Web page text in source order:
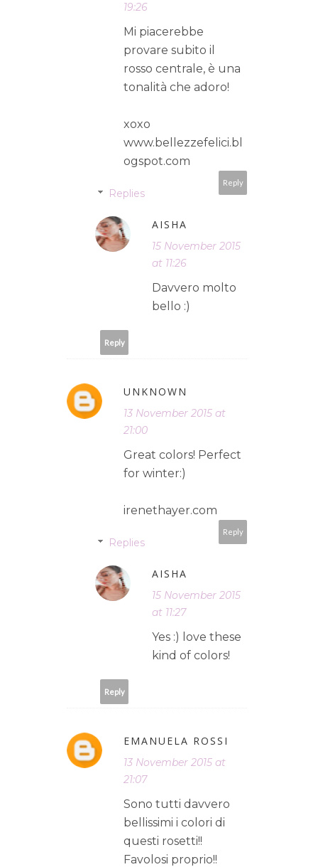
19:26
Mi piacerebbe
provare subito il
rosso centrale, è una
tonalità che adoro!
xoxo
www.bellezzefelici.bl
ogspot.com
Reply
Replies
AISHA
15 November 2015
at 11:26
Davvero molto
bello :)
Reply
UNKNOWN
13 November 2015 at
21:00
Great colors! Perfect
for winter:)
irenethayer.com
Reply
Replies
AISHA
15 November 2015
at 11:27
Yes :) love these
kind of colors!
Reply
EMANUELA ROSSI
13 November 2015 at
21:07
Sono tutti davvero
bellissimi i colori di
questi rosetti!!
Favolosi proprio!!